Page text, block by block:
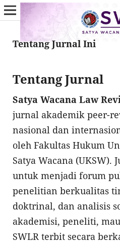
Tentang Jurnal Ini
Tentang Jurnal
Satya Wacana Law
jurnal akademik peer-
nasional dan
oleh Fakultas Hukum
Satya Wacana
untuk menjadi forum
penelitian berkualitas
doktrinal, dan analisis
akademisi, peneliti,
SWLR terbit secara